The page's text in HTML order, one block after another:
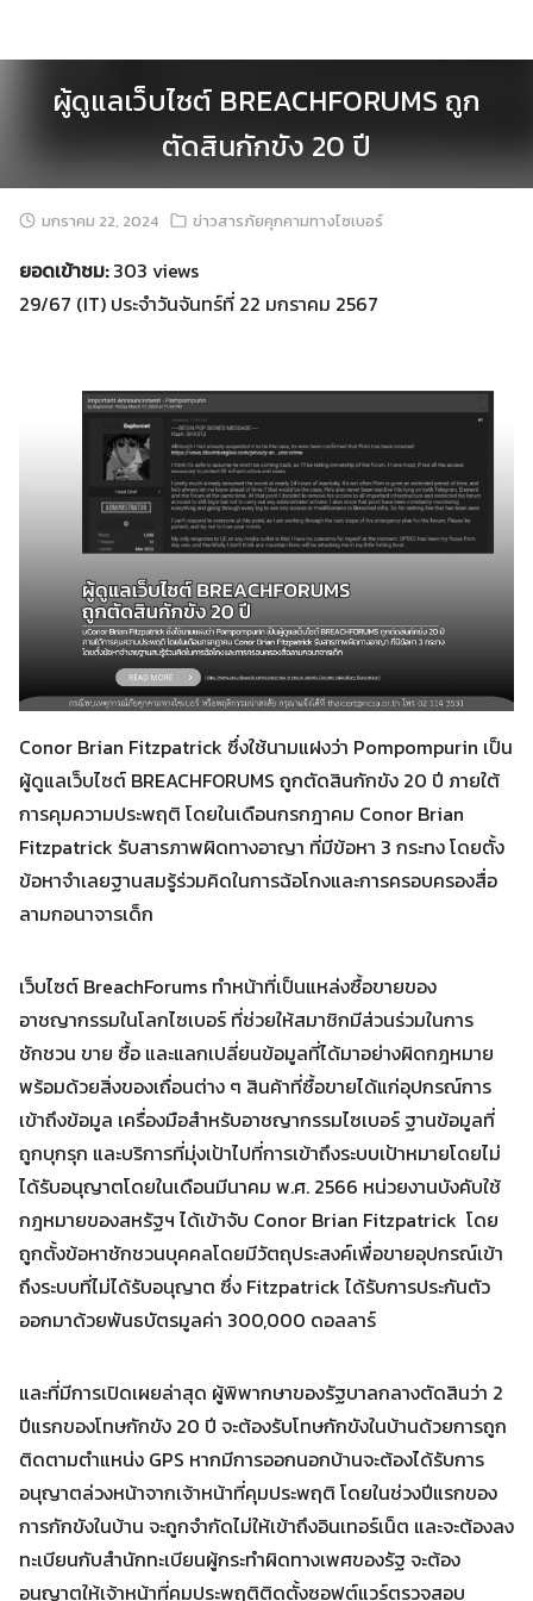
Search
for: Search
ผู้ดูแลเว็บไซต์ BREACHFORUMS ถูก
ตัดสินกักขัง 20 ปี
มกราคม 22, 2024 ข่าวสารภัยคุกคามทางไซเบอร์
ยอดเข้าชม:303 views
29/67 (IT) ประจำวันจันทร์ที่ 22 มกราคม 2567
Conor Brian Fitzpatrick ซึ่งใช้นามแฝงว่า Pompompurin เป็น
ผู้ดูแลเว็บไซต์ BREACHFORUMS ถูกตัดสินกักขัง 20 ปี ภายใต้
การคุมความประพฤติ โดยในเดือนกรกฎาคม Conor Brian
Fitzpatrick รับสารภาพผิดทางอาญา ที่มีข้อหา 3 กระทง โดยตั้ง
ข้อหาจำเลยฐานสมรู้ร่วมคิดในการฉ้อโกงและการครอบครองสื่อ
ลามกอนาจารเด็ก
เว็บไซต์ BreachForums ทำหน้าที่เป็นแหล่งซื้อขายของ
อาชญากรรมในโลกไซเบอร์ ที่ช่วยให้สมาชิกมีส่วนร่วมในการ
ชักชวน ขาย ซื้อ และแลกเปลี่ยนข้อมูลที่ได้มาอย่างผิดกฎหมาย
พร้อมด้วยสิ่งของเถื่อนต่าง ๆ สินค้าที่ซื้อขายได้แก่อุปกรณ์การ
เข้าถึงข้อมูล เครื่องมือสำหรับอาชญากรรมไซเบอร์ ฐานข้อมูลที่
ถูกบุกรุก และบริการที่มุ่งเป้าไปที่การเข้าถึงระบบเป้าหมายโดยไม่
ได้รับอนุญาตโดยในเดือนมีนาคม พ.ศ. 2566 หน่วยงานบังคับใช้
กฎหมายของสหรัฐฯ ได้เข้าจับ Conor Brian Fitzpatrick โดย
ถูกตั้งข้อหาชักชวนบุคคลโดยมีวัตถุประสงค์เพื่อขายอุปกรณ์เข้า
ถึงระบบที่ไม่ได้รับอนุญาต ซึ่ง Fitzpatrick ได้รับการประกันตัว
ออกมาด้วยพันธบัตรมูลค่า 300,000 ดอลลาร์
และที่มีการเปิดเผยล่าสุด ผู้พิพากษาของรัฐบาลกลางตัดสินว่า 2
ปีแรกของโทษกักขัง 20 ปี จะต้องรับโทษกักขังในบ้านด้วยการถูก
ติดตามตำแหน่ง GPS หากมีการออกนอกบ้านจะต้องได้รับการ
อนุญาตล่วงหน้าจากเจ้าหน้าที่คุมประพฤติ โดยในช่วงปีแรกของ
การกักขังในบ้าน จะถูกจำกัดไม่ให้เข้าถึงอินเทอร์เน็ต และจะต้องลง
ทะเบียนกับสำนักทะเบียนผู้กระทำผิดทางเพศของรัฐ จะต้อง
อนุญาตให้เจ้าหน้าที่คุมประพฤติติดตั้งซอฟต์แวร์ตรวจสอบ